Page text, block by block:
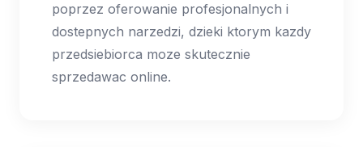
poprzez oferowanie profesjonalnych i
dostepnych narzedzi, dzieki ktorym kazdy
przedsiebiorca moze skutecznie
sprzedawac online.